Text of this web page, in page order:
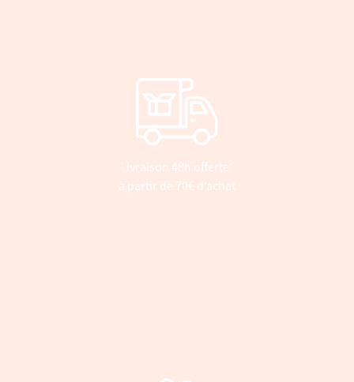
Livraison 48h offerte*
à partir de 70€ d’achat